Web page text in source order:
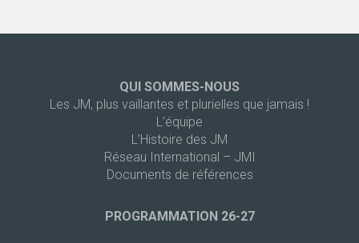
QUI SOMMES-NOUS
Les JM, plus vaillantes et plurielles que jamais !
L’équipe
L’Histoire des JM
Réseau International – JMI
Documents de références
PROGRAMMATION 26-27